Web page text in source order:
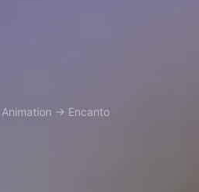
Animation → Encanto